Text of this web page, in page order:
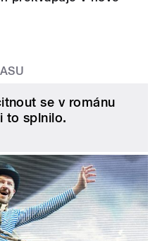
se v románu
to splnilo.